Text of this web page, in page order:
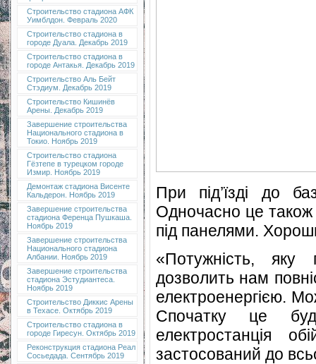
Строительство стадиона АФК
Уимблдон. Февраль 2020
Строительство стадиона в
городе Дуала. Декабрь 2019
Строительство стадиона в
городе Антакья. Декабрь 2019
Строительство Аль Бейт
Стэдиум. Декабрь 2019
Строительство Кишинёв
Арены. Декабрь 2019
Завершение строительства
Национального стадиона в
Токио. Ноябрь 2019
Строительство стадиона
Гёзтепе в турецком городе
Измир. Ноябрь 2019
Демонтаж стадиона Висенте
Кальдерон. Ноябрь 2019
Завершение строительства
стадиона Ференца Пушкаша.
Ноябрь 2019
Завершение строительства
Национального стадиона
Албании. Ноябрь 2019
Завершение строительства
стадиона Эстудиантеса.
Ноябрь 2019
Строительство Диккис Арены
в Техасе. Октябрь 2019
Строительство стадиона в
городе Гиресун. Октябрь 2019
Реконструкция стадиона Реал
Сосьедада. Сентябрь 2019
При під’їзді до
Одночасно це також
під панелями.
«Потужність, яку
дозволить нам
електроенергією.
Спочатку це
електростанція
застосований до